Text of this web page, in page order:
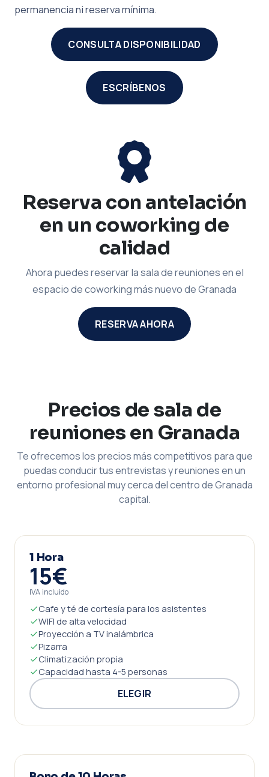
permanencia ni reserva mínima.
CONSULTA DISPONIBILIDAD
ESCRÍBENOS
Reserva con antelación
en un coworking de
calidad
Ahora puedes reservar la sala de reuniones en el
espacio de coworking más nuevo de Granada
RESERVA AHORA
Precios de sala de
reuniones en Granada
Te ofrecemos los precios más competitivos para que
puedas conducir tus entrevistas y reuniones en un
entorno profesional muy cerca del centro de Granada
capital.
1 Hora
15€
IVA incluido
Cafe y té de cortesía para los asistentes
WIFI de alta velocidad
Proyección a TV inalámbrica
Pizarra
Climatización propia
Capacidad hasta 4-5 personas
ELEGIR